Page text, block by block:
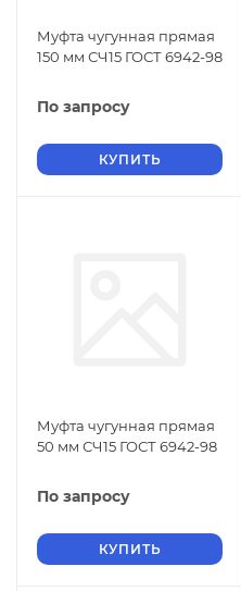
Муфта чугунная прямая
150 мм СЧ15 ГОСТ 6942-98
По запросу
КУПИТЬ
Муфта чугунная прямая
50 мм СЧ15 ГОСТ 6942-98
По запросу
КУПИТЬ